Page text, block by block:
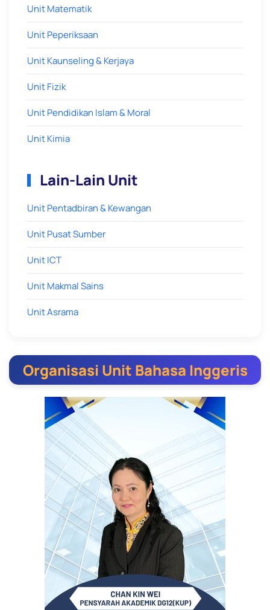
Unit Matematik
Unit Peperiksaan
Unit Kaunseling & Kerjaya
Unit Fizik
Unit Pendidikan Islam & Moral
Unit Kimia
Lain-Lain Unit
Unit Pentadbiran & Kewangan
Unit Pusat Sumber
Unit ICT
Unit Makmal Sains
Unit Asrama
Organisasi Unit Bahasa Inggeris